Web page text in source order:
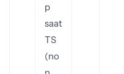
p
saat
TS
(no